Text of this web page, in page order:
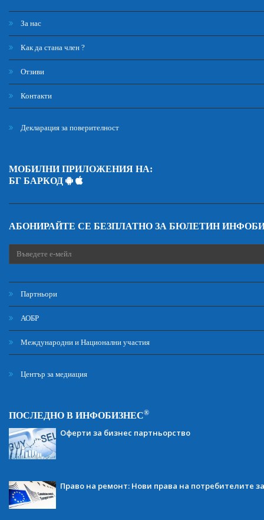
За нас
Как да стана член ?
Отзиви
Контакти
Декларация за поверителност
МОБИЛНИ ПРИЛОЖЕНИЯ НА:
БГ БАРКОД
АБОНИРАЙТЕ СЕ БЕЗПЛАТНО ЗА БЮЛЕТИН
Партньори
АОБР
Международни и Национални участия
Център за медиация
ПОСЛЕДНО В ИНФОБИЗНЕС®
Оферти за бизнес партньорство
Право на ремонт: Нови права на потребителите